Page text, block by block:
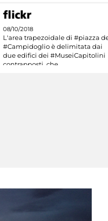
08/10/2018
L'area trapezoidale di #piazza
#Campidoglio è delimitata dai
due edifici dei #MuseiCapitolini
contrapposti, che